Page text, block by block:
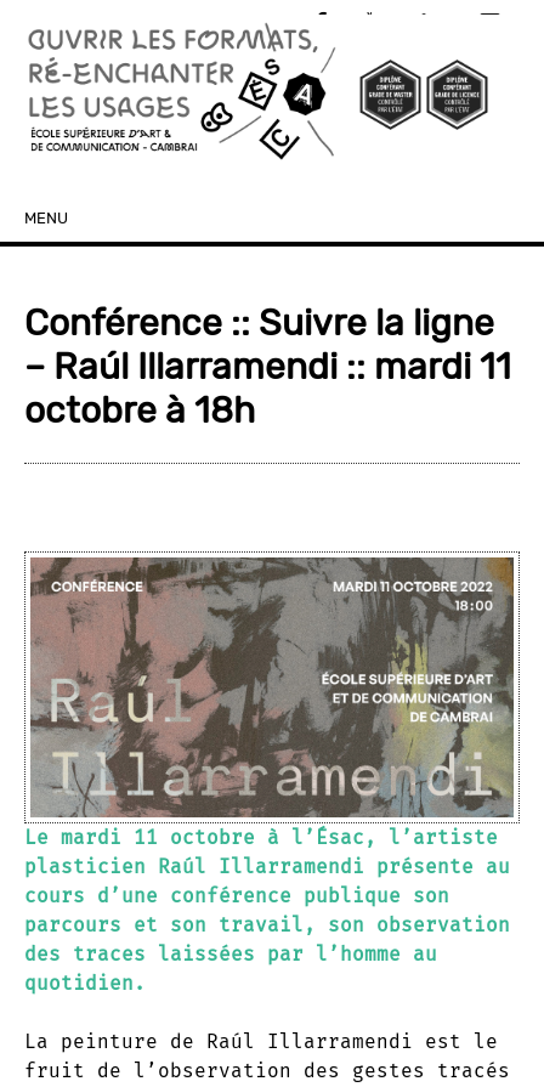
MENU
Conférence :: Suivre la ligne
– Raúl Illarramendi :: mardi 11
octobre à 18h
Le mardi 11 octobre à l’Ésac, l’artiste
plasticien Raúl Illarramendi présente au
cours d’une conférence publique son
parcours et son travail, son observation
des traces laissées par l’homme au
quotidien.
La peinture de Raúl Illarramendi est le
fruit de l’observation des gestes tracés